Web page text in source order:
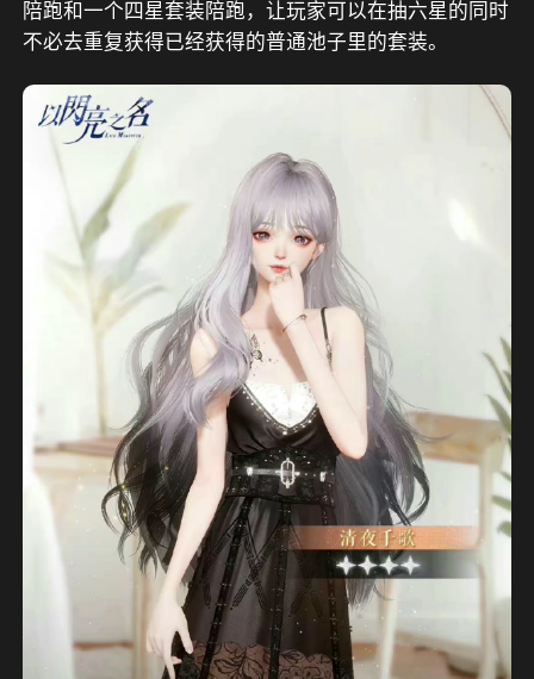
陪跑和一个四星套装陪跑，让玩家可以在抽六星的同时
不必去重复获得已经获得的普通池子里的套装。